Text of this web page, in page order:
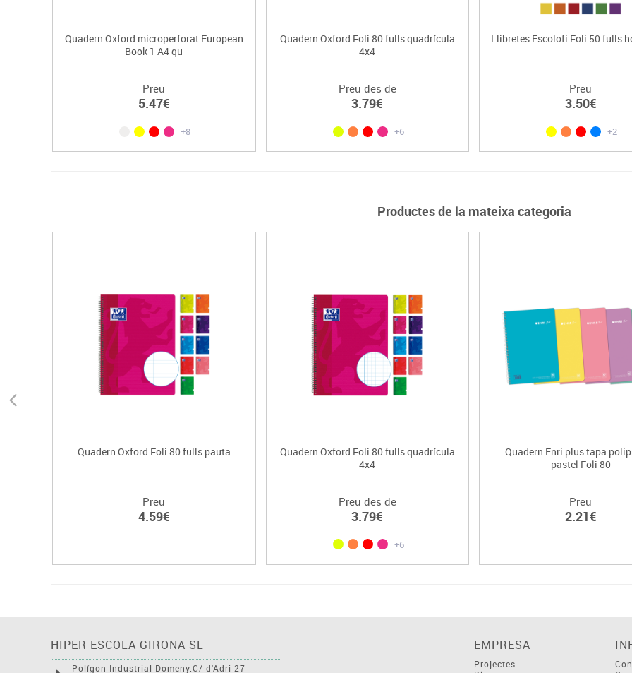
Quadern Oxford microperforat European
Book 1 A4 qu
Preu
5.47€
+8
Quadern Oxford Foli 80 fulls quadrícula
4x4
Preu des de
3.79€
+6
Llibretes Escolofi Foli 50 fulls
Preu
3.50€
+2
Productes de la mateixa categoria
Quadern Oxford Foli 80 fulls pauta
Preu
4.59€
Quadern Oxford Foli 80 fulls quadrícula
4x4
Preu des de
3.79€
+6
Quadern Enri plus tapa
pastel Foli 80
Preu
2.21€
HIPER ESCOLA GIRONA SL
Polígon Industrial Domeny.C/ d'Adri 27
EMPRESA
Projectes